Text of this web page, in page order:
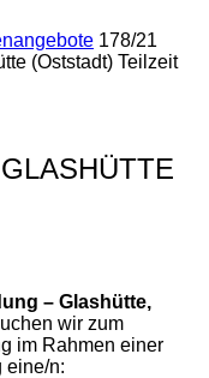
178/21
(Oststadt) Teilzeit
– Glashütte,
wir zum
im Rahmen einer
eine/n: